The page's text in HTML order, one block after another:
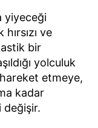
yiyeceği
ve
bir
yolculuk
etmeye,
kadar
değişir.